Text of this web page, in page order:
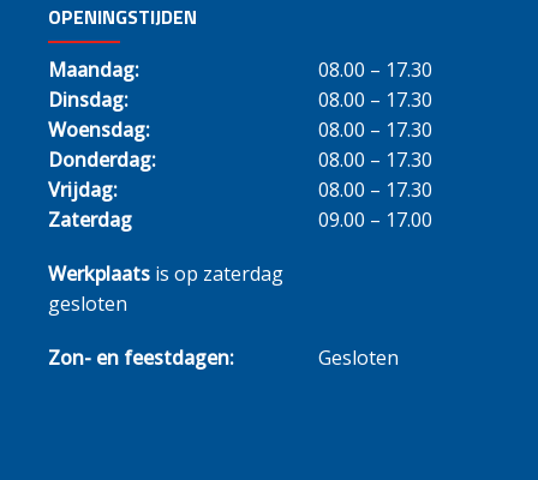
OPENINGSTIJDEN
Maandag:
08.00 – 17.30
Dinsdag:
08.00 – 17.30
Woensdag:
08.00 – 17.30
Donderdag:
08.00 – 17.30
Vrijdag:
08.00 – 17.30
Zaterdag
09.00 – 17.00
Werkplaats is op zaterdag
gesloten
Zon- en feestdagen: Gesloten